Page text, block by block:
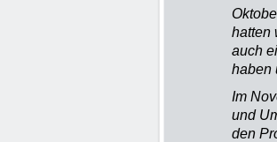
hatten
auch
haben
Im
und
den